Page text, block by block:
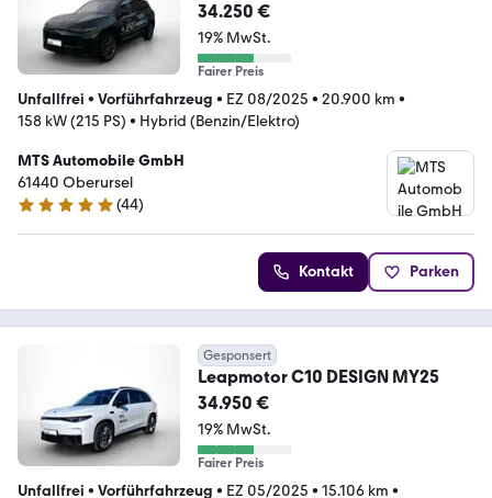
34.250 €
19% MwSt.
Fairer Preis
Unfallfrei • Vorführfahrzeug • EZ 08/2025 • 20.900 km •
158 kW (215 PS) • Hybrid (Benzin/Elektro)
MTS Automobile GmbH
61440 Oberursel
5 Sterne
(44)
Kontakt Parken
Gesponsert
Leapmotor C10 DESIGN MY25
34.950 €
19% MwSt.
Fairer Preis
Unfallfrei • Vorführfahrzeug • EZ 05/2025 • 15.106 km •